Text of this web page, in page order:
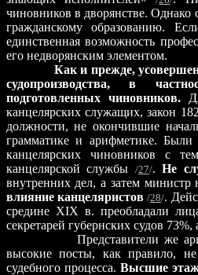
чиновников в дворянстве.
гражданскому образованию.
единственная возможность
его недворянским элементом.
Как и прежде,
судопроизводства, в
подготовленных чиновников.
канцелярских служащих, закон
должности, не окончившие
грамматике и арифметике.
канцелярских чиновников с
канцелярской службы /27/.Не
внутренних дел, а затем
влияние канцеляристов/28/.
средине XIX в. преобладали
секретарей губернских судов
Представители же
высокие посты, как правило,
судебного процесса.Высшие